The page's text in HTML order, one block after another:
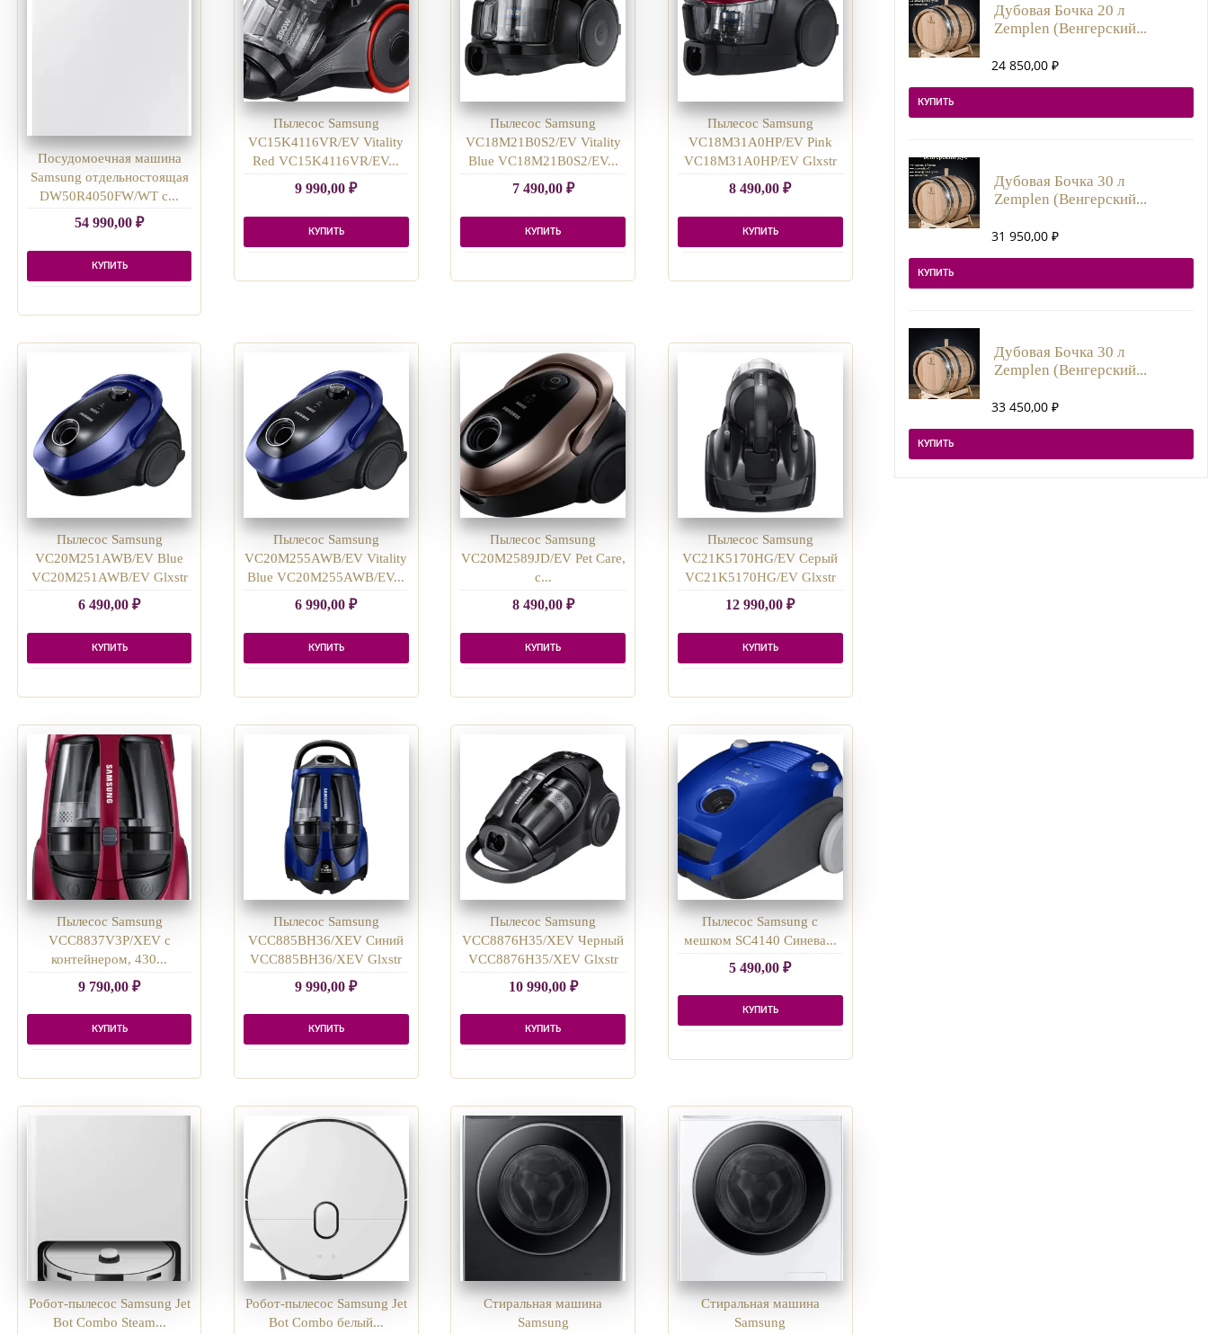
Посудомоечная машина
Samsung отдельностоящая
DW50R4050FW/WT с...
54 990,00₽
КУПИТЬ
Пылесос Samsung
VC15K4116VR/EV Vitality
Red VC15K4116VR/EV...
9 990,00₽
КУПИТЬ
Пылесос Samsung
VC18M21B0S2/EV Vitality
Blue VC18M21B0S2/EV...
7 490,00 ₽
КУПИТЬ
Пылесос Samsung
VC18M31A0HP/EV Pink
VC18M31A0HP/EV Glxstr
8 490,00₽
КУПИТЬ
Пылесос Samsung
VC20M251AWB/EV Blue
VC20M251AWB/EV Glxstr
6 490,00₽
КУПИТЬ
Пылесос Samsung
VC20M255AWB/EV Vitality
Blue VC20M255AWB/EV...
6 990,00₽
КУПИТЬ
Пылесос Samsung
VC20M2589JD/EV Pet Care,
с...
8 490,00 ₽
КУПИТЬ
Пылесос Samsung
VC21K5170HG/EV Серый
VC21K5170HG/EV Glxstr
12 990,00₽
КУПИТЬ
Пылесос Samsung
VCC8837V3P/XEV с
контейнером, 430...
9 790,00₽
КУПИТЬ
Пылесос Samsung
VCC885BH36/XEV Синий
VCC885BH36/XEV Glxstr
9 990,00₽
КУПИТЬ
Пылесос Samsung
VCC8876H35/XEV Черный
VCC8876H35/XEV Glxstr
10 990,00 ₽
КУПИТЬ
Пылесос Samsung с
мешком SC4140 Синева...
5 490,00₽
КУПИТЬ
Робот-пылесос Samsung Jet
Bot Combo Steam...
Робот-пылесос Samsung Jet
Bot Combo белый...
Стиральная машина
Samsung
Стиральная машина
Samsung
Дубовая Бочка 20 л
Zemplen (Венгерский...
24 850,00 ₽
КУПИТЬ
Дубовая Бочка 30 л
Zemplen (Венгерский...
31 950,00 ₽
КУПИТЬ
Дубовая Бочка 30 л
Zemplen (Венгерский...
33 450,00 ₽
КУПИТЬ